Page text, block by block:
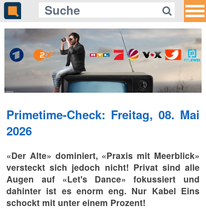
Primetime-Check: Freitag, 08. Mai
2026
«Der Alte» dominiert, «Praxis mit Meerblick»
versteckt sich jedoch nicht! Privat sind alle
Augen auf «Let's Dance» fokussiert und
dahinter ist es enorm eng. Nur Kabel Eins
schockt mit unter einem Prozent!